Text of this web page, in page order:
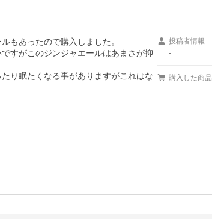
もあったので購入しました。
すがこのジンジャエールはあまさが抑
り眠たくなる事がありますがこれはな
投稿者情報
-
購入した商品
-